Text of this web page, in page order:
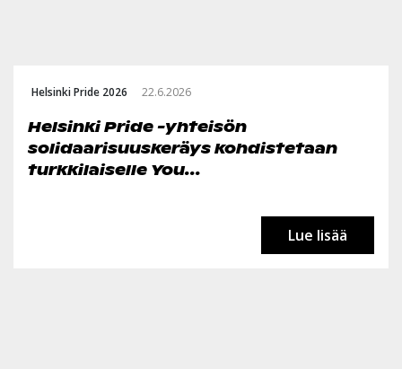
Helsinki Pride 2026 22.6.2026
Helsinki Pride -yhteisön
solidaarisuuskeräys kohdistetaan
turkkilaiselle You...
Lue lisää